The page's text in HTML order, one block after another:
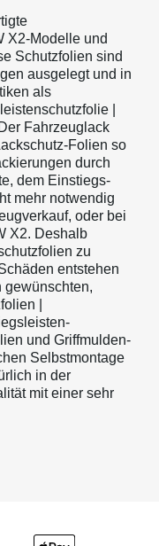
X2-Modelle und
Schutzfolien sind
ausgelegt und in
als
|
Fahrzeuglack
Folien so
durch
dem Einstiegs-
mehr notwendig
oder bei
X2. Deshalb
zu
entstehen
gewünschten,
|
und Griffmulden-
Selbstmontage
in der
mit einer sehr